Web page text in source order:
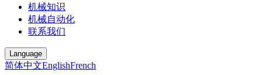
机械知识
机械自动化
联系我们
Language
简体中文EnglishFrench